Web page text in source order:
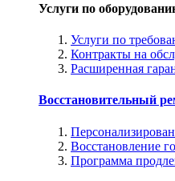
Услуги по
Услуги по
Контракты на
Расширенная
Восстановительный
Восстановление
Программа